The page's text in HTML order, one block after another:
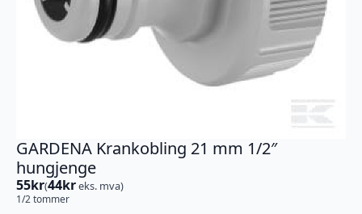
GARDENA Krankobling 21 mm 1/2″
hungjenge
55kr(44kreks. mva)
1/2 tommer